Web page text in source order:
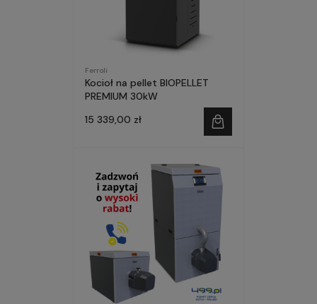
Ferroli
Kocioł na pellet BIOPELLET
PREMIUM 30kW
15 339,00 zł